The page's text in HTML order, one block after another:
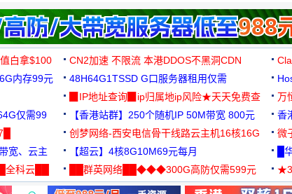
白拿$100 CN2加速 不限流 本港DDOS不黑洞CDN
内存99元
48H64G1TSSD G口服务器租用仅需
3000+可免费测试
▉IP地址查询▉ip归属地ip风险★天天免费查
万
99
仅需99
【香港站群】250个随机IP 50M带宽 800元 香
创梦网络-西安电信骨干线路云主机16核16G
88元/月
微
宽、云主
【超云】4核8G10M69元每月 █
全科云██
██群英网络██◆◆◆300G高防仅需599元
◆◆◆
用